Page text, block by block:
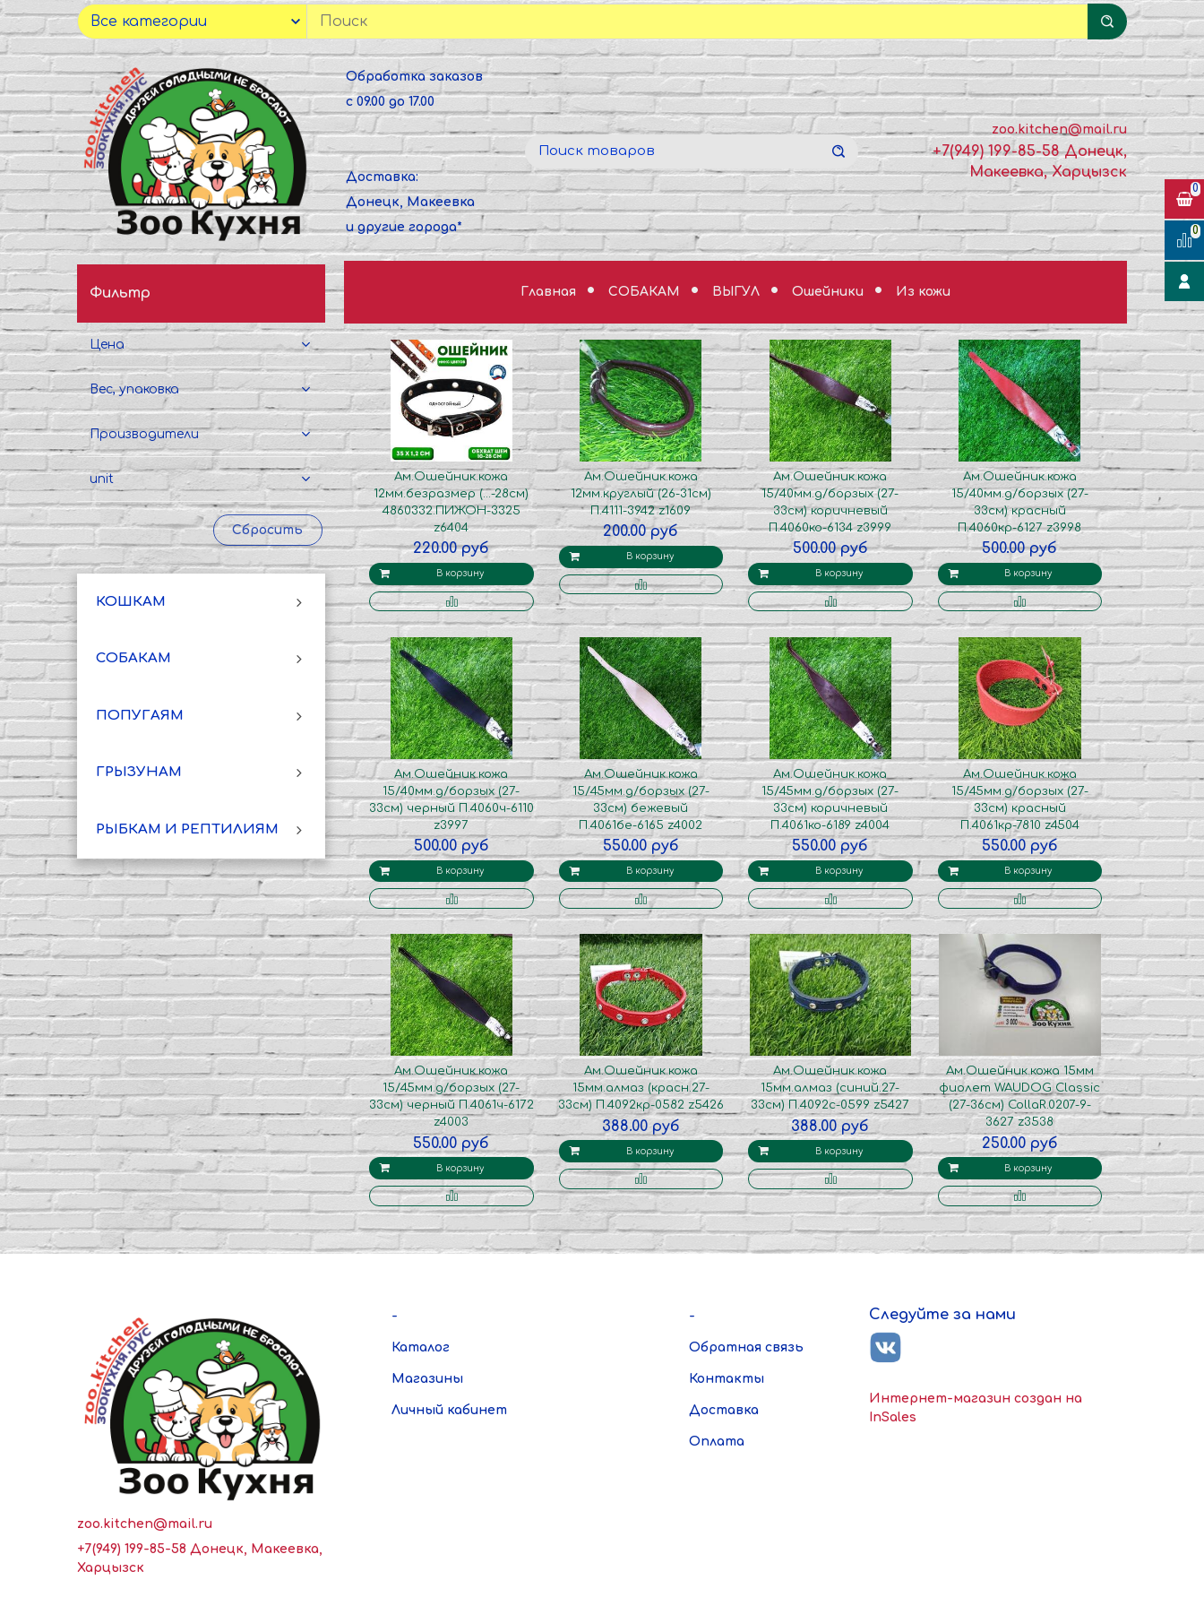
Обработка заказов
с 09.00 до 17.00
Доставка:
Донецк, Макеевка
и другие города*
zoo.kitchen@mail.ru
+7(949) 199-85-58 Донецк,
Макеевка, Харцызск
Фильтр
Цена
Вес, упаковка
Производители
unit
Сбросить
КОШКАМ
СОБАКАМ
ПОПУГАЯМ
ГРЫЗУНАМ
РЫБКАМ И РЕПТИЛИЯМ
Главная СОБАКАМ ВЫГУЛ Ошейники Из кожи
Ам.Ошейник.кожа
12мм.безразмер (...-28см)
4860332.ПИЖОН-3325
z6404
220.00 руб
В корзину
Ам.Ошейник.кожа
12мм.круглый (26-31см)
П.4111-3942 z1609
200.00 руб
В корзину
Ам.Ошейник.кожа
15/40мм.д/борзых (27-
33см) коричневый
П.4060ко-6134 z3999
500.00 руб
В корзину
Ам.Ошейник.кожа
15/40мм.д/борзых (27-
33см) красный
П.4060кр-6127 z3998
500.00 руб
В корзину
Ам.Ошейник.кожа
15/40мм.д/борзых (27-
33см) черный П.4060ч-6110
z3997
500.00 руб
В корзину
Ам.Ошейник.кожа
15/45мм.д/борзых (27-
33см) бежевый
П.4061бе-6165 z4002
550.00 руб
В корзину
Ам.Ошейник.кожа
15/45мм.д/борзых (27-
33см) коричневый
П.4061ко-6189 z4004
550.00 руб
В корзину
Ам.Ошейник.кожа
15/45мм.д/борзых (27-
33см) красный
П.4061кр-7810 z4504
550.00 руб
В корзину
Ам.Ошейник.кожа
15/45мм.д/борзых (27-
33см) черный П.4061ч-6172
z4003
550.00 руб
В корзину
Ам.Ошейник.кожа
15мм.алмаз (красн.27-
33см) П.4092кр-0582 z5426
388.00 руб
В корзину
Ам.Ошейник.кожа
15мм.алмаз (синий.27-
33см) П.4092с-0599 z5427
388.00 руб
В корзину
Ам.Ошейник.кожа 15мм
фиолет WAUDOG Classic
(27-36см) CollaR.0207-9-
3627 z3538
250.00 руб
В корзину
zoo.kitchen@mail.ru
+7(949) 199-85-58 Донецк, Макеевка,
Харцызск
-
Каталог
Магазины
Личный кабинет
-
Обратная связь
Контакты
Доставка
Оплата
Следуйте за нами
Интернет-магазин создан на
InSales
0
0